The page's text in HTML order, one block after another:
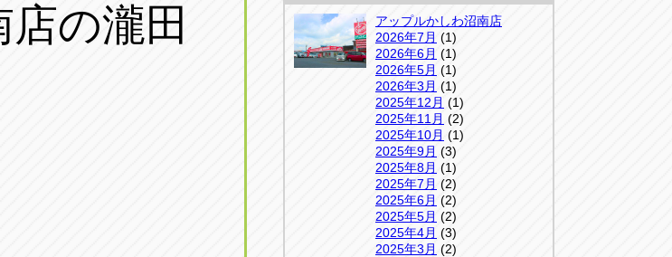
の瀧田
アップルかしわ沼南店
2026年7月 (1)
2026年6月 (1)
2026年5月 (1)
2026年3月 (1)
2025年12月 (1)
2025年11月 (2)
2025年10月 (1)
2025年9月 (3)
2025年8月 (1)
2025年7月 (2)
2025年6月 (2)
2025年5月 (2)
2025年4月 (3)
2025年3月 (2)